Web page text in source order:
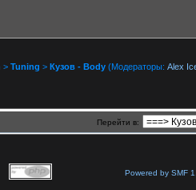
> Tuning > Кузов - Body (Модераторы: Alex
Перейти в:
Powered by SMF